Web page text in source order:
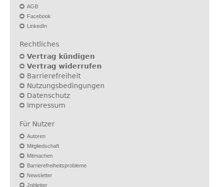
AGB
Facebook
LinkedIn
Rechtliches
Vertrag kündigen
Vertrag widerrufen
Barrierefreiheit
Nutzungsbedingungen
Datenschutz
Impressum
Für Nutzer
Autoren
Mitgliedschaft
Mitmachen
Barrierefreiheitsprobleme
Newsletter
Jobletter